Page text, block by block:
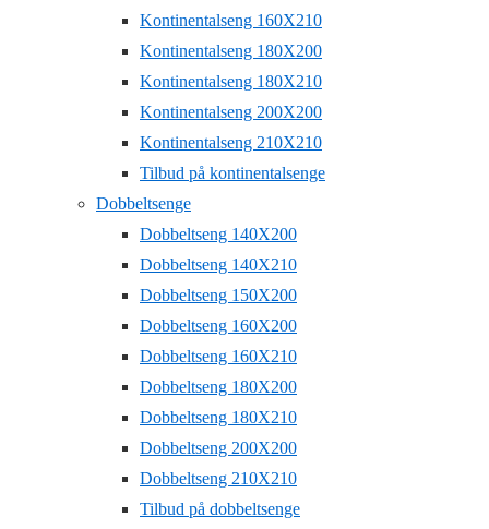
Kontinentalseng 160X210
Kontinentalseng 180X200
Kontinentalseng 180X210
Kontinentalseng 200X200
Kontinentalseng 210X210
Tilbud på kontinentalsenge
Dobbeltsenge
Dobbeltseng 140X200
Dobbeltseng 140X210
Dobbeltseng 150X200
Dobbeltseng 160X200
Dobbeltseng 160X210
Dobbeltseng 180X200
Dobbeltseng 180X210
Dobbeltseng 200X200
Dobbeltseng 210X210
Tilbud på dobbeltsenge